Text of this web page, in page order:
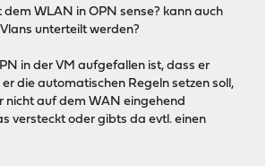
WLAN in OPN sense? kann auch
unterteilt werden?
in der VM aufgefallen ist, dass er
die automatischen Regeln setzen soll,
nicht auf dem WAN eingehend
versteckt oder gibts da evtl. einen